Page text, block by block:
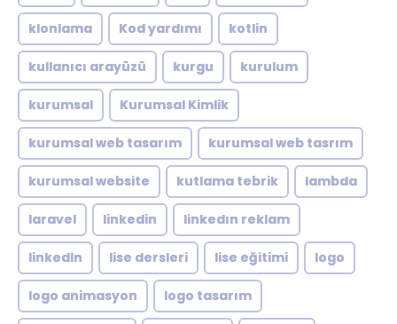
klonlama Kod yardımı kotlin
kullanıcı arayüzü kurgu kurulum
kurumsal Kurumsal Kimlik
kurumsal web tasarım kurumsal web tasrım
kurumsal website kutlama tebrik lambda
laravel linkedin linkedın reklam
linkedln lise dersleri lise eğitimi logo
logo animasyon logo tasarım